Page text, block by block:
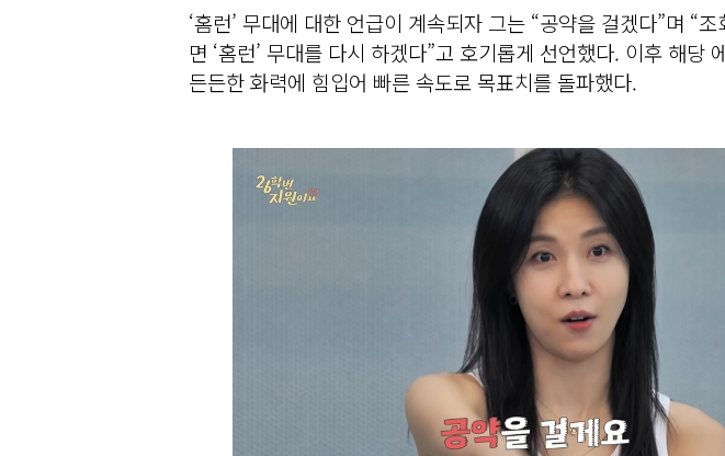
‘홈런’ 무대에 대한 언급이 계속되자 그는 “공약을 걸겠다”며 “
면 ‘홈런’ 무대를 다시 하겠다”고 호기롭게 선언했다. 이후 해당
든든한 화력에 힘입어 빠른 속도로 목표치를 돌파했다.